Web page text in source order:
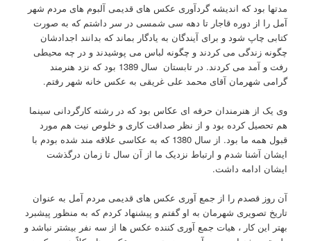
مدتها بود که اندیشه گردآوری عکس های قدیمی آلبوم های مردم شهر
آمل را از دوره قاجار تا دهه سی شمسی در سر داشتم که به صورت
کتابی چاپ شود و برای آیندگان به یادگار بماند که بدانند اجدادشان
چگونه زندگی می کردند و چگونه لباس می پوشیدند و در چه محیطی
رفت و آمد می کردند. در تابستان سال 1389 بود که نزد هنرمند
گرامی شهرمان آقای محمد علی غریقی به عکس خانه شهر رفتم.
وی یک از هنرمندان حرفه ای عکاس بود که در رشته کارگردانی سینما
هم تحصیل کرده بود و از نظر صداقت کاری و خلوص نیت هم مورد
قبول همه ما بود. از سال 1380 که به عکاسی علاقه مند شده بودم با
ایشان آشنا شدم و ارتباط نزدیک ما از آن سال تا زمان درگذشت
ایشان ادامه داشت.
آن روز قصدم را از جمع آوری عکس های قدیمی مردم آمل به عنوان
تاریخ تصویری شهرمان به او گفتم و پیشنهاد کردم که به منظور پیشبرد
بهتر این کار ، هیات جمع آوری کننده عکس ها از سه نفر بیشتر نباشد و